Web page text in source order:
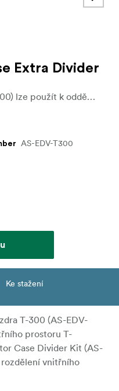
Extra Divider
Kufřík Rozdělovač (AS-EDV-T300) lze použít k oddělení vnitřního prostoru T-300.
AS-EDV-T300
Ke stažení
T-300 (AS-EDV-
prostoru T-
Case Divider Kit (AS-
vnitřního